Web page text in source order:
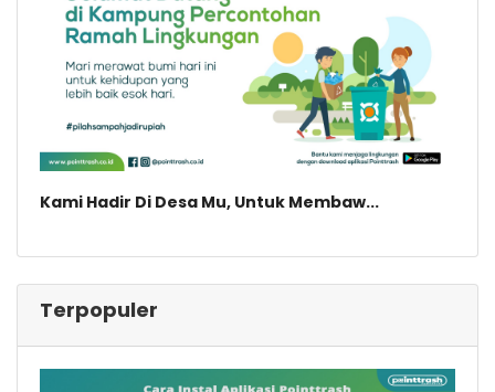
Kami Hadir Di Desa Mu, Untuk Membaw...
Terpopuler